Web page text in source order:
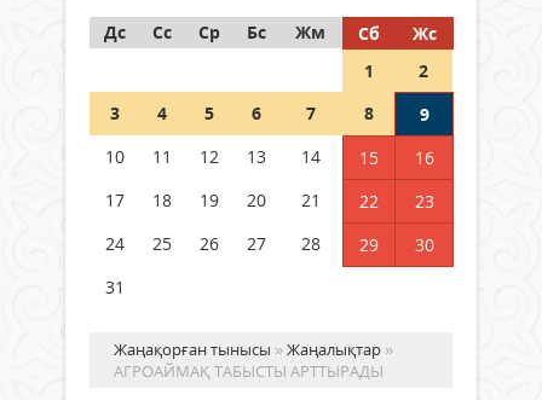
05 тамыз 2026 ж. 153
Шетелде жүрген Қазақстан
азаматтары қалай дауыс бере
Дс
Сс Ср Бс Жм Сб
Жс
1
2
3
4 5 6 7 8
9
10
11 12 13 14 15
16
17
18 19 20 21 22
23
24
25 26 27 28 29
30
31
Жаңақорған тынысы »Жаңалықтар »
АГРОАЙМАҚ ТАБЫСТЫ АРТТЫРАДЫ